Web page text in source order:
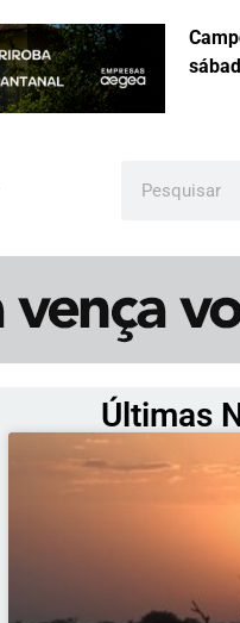
Últimas